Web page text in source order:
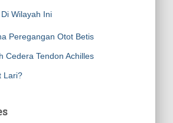
Wilayah Ini
Peregangan Otot Betis
Cedera Tendon Achilles
Lari?